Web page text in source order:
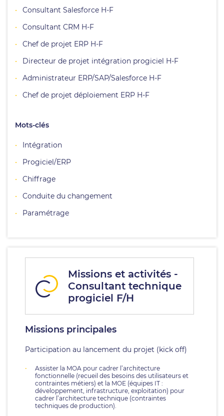
Consultant Salesforce H-F
Consultant CRM H-F
Chef de projet ERP H-F
Directeur de projet intégration progiciel H-F
Administrateur ERP/SAP/Salesforce H-F
Chef de projet déploiement ERP H-F
Mots-clés
Intégration
Progiciel/ERP
Chiffrage
Conduite du changement
Paramétrage
Missions et activités -
Consultant technique
progiciel F/H
Missions principales
Participation au lancement du projet (kick off)
Assister la MOA pour cadrer l’architecture
fonctionnelle (recueil des besoins des utilisateurs et
contraintes métiers) et la MOE (équipes IT :
développement, infrastructure, exploitation) pour
cadrer l’architecture technique (contraintes
techniques de production).